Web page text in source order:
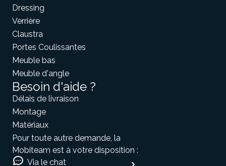
Dressing
Verrière
Claustra
Portes Coulissantes
Meuble bas
Meuble d'angle
Besoin d'aide ?
Délais de livraison
Montage
Matériaux
Pour toute autre demande, la
Mobiteam est à votre disposition :
Via le chat